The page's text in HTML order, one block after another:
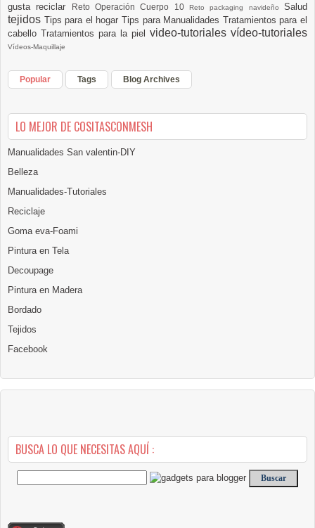
gusta reciclar
Reto Operación Cuerpo 10Reto packaging navideñoSalud
tejidos Tips para el hogarTips para Manualidades Tratamientos para el
cabello Tratamientos para la piel video-tutoriales vídeo-tutoriales
Vídeos-Maquillaje
Popular Tags Blog Archives
LO MEJOR DE COSITASCONMESH
Manualidades San valentin-DIY
Belleza
Manualidades-Tutoriales
Reciclaje
Goma eva-Foami
Pintura en Tela
Decoupage
Pintura en Madera
Bordado
Tejidos
Facebook
BUSCA LO QUE NECESITAS AQUÍ :